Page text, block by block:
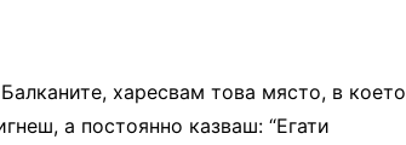
харесвам това място, в което
а постоянно казваш: “Егати